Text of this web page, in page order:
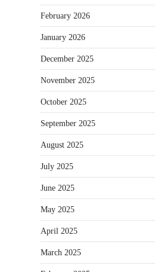
February 2026
January 2026
December 2025
November 2025
October 2025
September 2025
August 2025
July 2025
June 2025
May 2025
April 2025
March 2025